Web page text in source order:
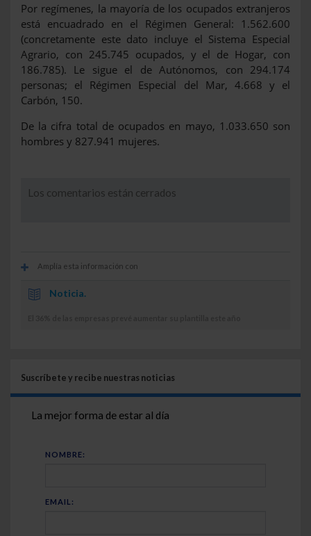
Por regímenes, la mayoría de los ocupados extranjeros
está encuadrado en el Régimen General: 1.562.600
(concretamente este dato incluye el Sistema Especial
Agrario, con 245.745 ocupados, y el de Hogar, con
186.785). Le sigue el de Autónomos, con 294.174
personas; el Régimen Especial del Mar, 4.668 y el
Carbón, 150.
De la cifra total de ocupados en mayo, 1.033.650 son
hombres y 827.941 mujeres.
Los comentarios están cerrados
Amplía esta información con
Noticia.
Suscríbete y recibe nuestras noticias
La mejor forma de estar al día
NOMBRE:
EMAIL: